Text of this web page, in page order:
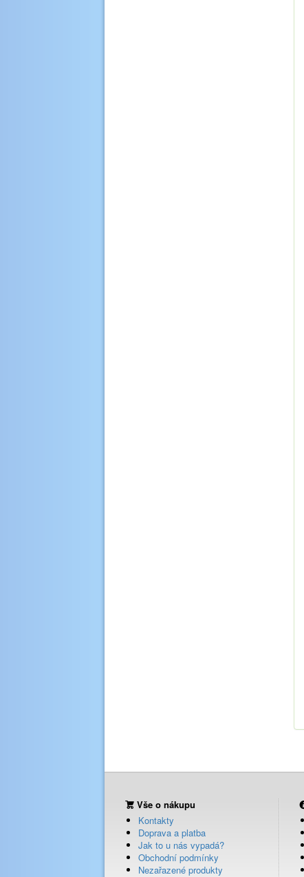
Vše o nákupu
Kontakty
Doprava a platba
Jak to u nás vypadá?
Obchodní podmínky
Nezařazené produkty